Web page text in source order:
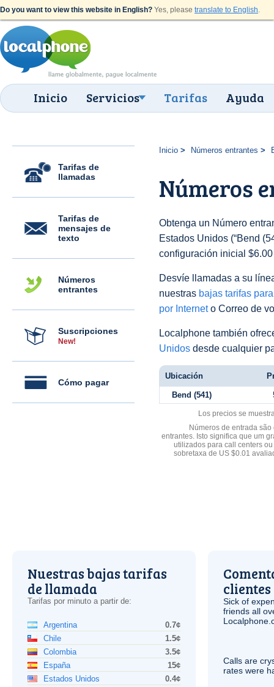
Do you want to view this website in English? Yes, please translate to English.
Inicio Servicios Tarifas Ayuda
Tarifas de
llamadas
Tarifas de
mensajes de
texto
Números
entrantes
Suscripciones
New!
Cómo pagar
Inicio Números entrantes
Números
Obtenga un Número
Estados Unidos (“Bend
configuración inicial
Desvíe llamadas a su
nuestras bajas tarifas
por Interneto Correo de
Localphone también
Unidos desde cualquier
Ubicación
Bend (541)
Los precios se
Números de entrada
entrantes. Isto significa que um
utilizados para call centers
sobretaxa de US $0.01
Nuestras bajas tarifas
de llamada
Tarifas por minuto a partir de:
Argentina
0.7¢
Chile
1.5¢
Colombia
3.5¢
España
15¢
Estados Unidos
0.4¢
clientes
Sick of
friends all
Calls are
rates were